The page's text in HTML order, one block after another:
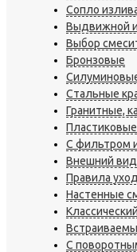
Сопло
Выдвижной
Выбор
Бронзовые
Стальные
Гранитные,
С фильтром
Внешний вид
Правила
Настенные
Классический
С